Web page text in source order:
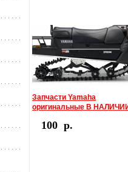
Запчасти Yamaha
оригинальные В
100 р.